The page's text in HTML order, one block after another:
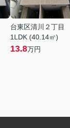
台東区清川２丁目
1LDK (40.14㎡)
13.8万円